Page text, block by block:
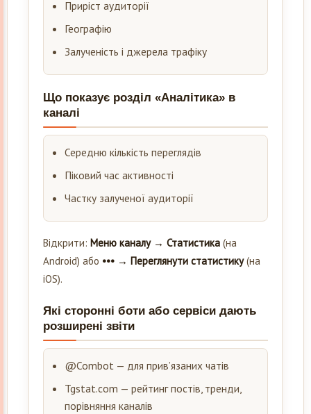
Приріст аудиторії
Географію
Залученість і джерела трафіку
Що показує розділ «Аналітика» в
каналі
Середню кількість переглядів
Піковий час активності
Частку залученої аудиторії
Відкрити: Меню каналу → Статистика (на
Android) або ••• → Переглянути статистику(на
iOS).
Які сторонні боти або сервіси дають
розширені звіти
@Combot — для прив’язаних чатів
Tgstat.com — рейтинг постів, тренди,
порівняння каналів